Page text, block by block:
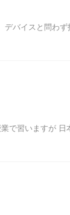
バイスと問わ
で習いますが